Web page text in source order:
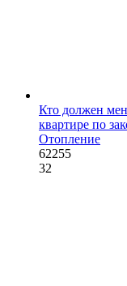
Кто должен
квартире по
Отопление
62255
32